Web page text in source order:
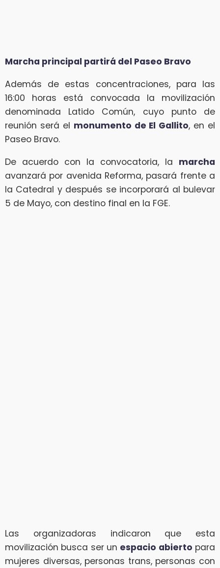
Marcha principal partirá del Paseo Bravo
Además de estas concentraciones, para las
16:00 horas está convocada la movilización
denominada Latido Común, cuyo punto de
reunión será el monumento de El Gallito, en el
Paseo Bravo.
De acuerdo con la convocatoria, la marcha
avanzará por avenida Reforma, pasará frente a
la Catedral y después se incorporará al bulevar
5 de Mayo, con destino final en la FGE.
Las organizadoras indicaron que esta
movilización busca ser un espacio abierto para
mujeres diversas, personas trans, personas con